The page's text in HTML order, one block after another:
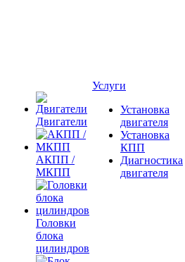
Двигатели
АКПП /
МКПП
Головки
блока
цилиндров
Услуги
Установка
двигателя
Установка
КПП
Диагностика
двигателя